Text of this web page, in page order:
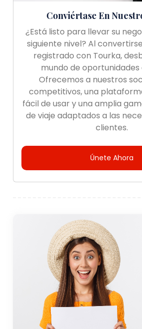
Conviértase En
¿Está listo para llevar su
siguiente nivel? Al
registrado con Tourka,
mundo de oportunidades
Ofrecemos a nuestros
competitivos, una
fácil de usar y una amplia
de viaje adaptados a las
clientes.
Únete Ahora